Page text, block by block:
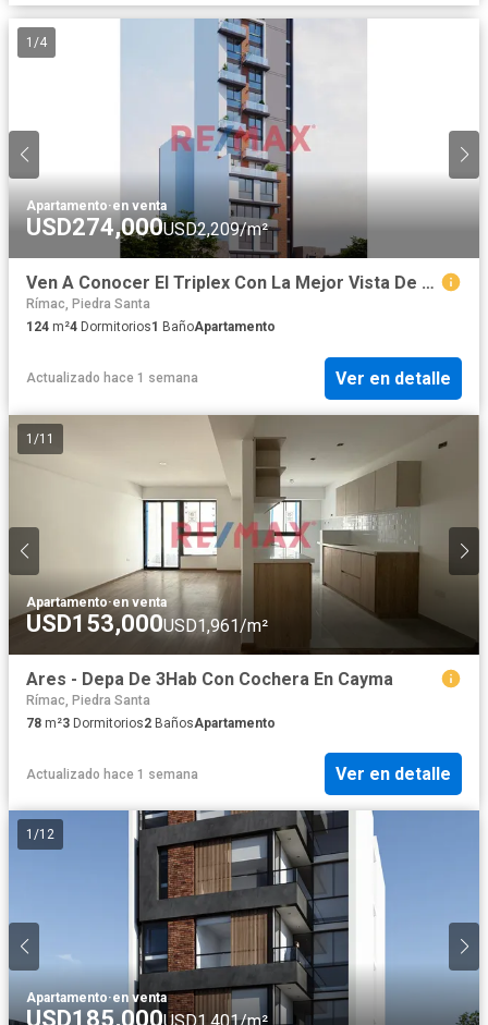
Astete), todos los días de 9:00 am a 06:00 pm para conocer más
sobre esta gran oportunidad!
1 /4
Apartamento·en venta
USD274,000USD2,209/m²
Ven A Conocer El Triplex Con La Mejor Vista De Cayma
Rímac, Piedra Santa
124 m²4 Dormitorios1 BañoApartamento
Actualizado hace 1 semana Ver en detalle
1 /11
Apartamento·en venta
USD153,000USD1,961/m²
Ares - Depa De 3Hab Con Cochera En Cayma
Rímac, Piedra Santa
78 m²3 Dormitorios2 BañosApartamento
Actualizado hace 1 semana Ver en detalle
1 /12
Apartamento·en venta
USD185,000